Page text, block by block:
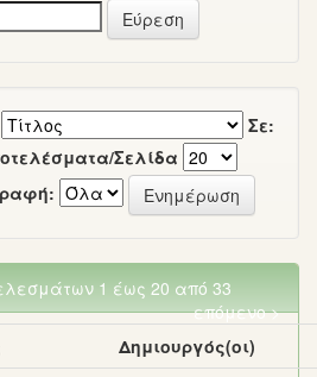
Σε:
Σελίδα
1 έως 20 από 33
επόμενο >
Δημιουργός(οι)